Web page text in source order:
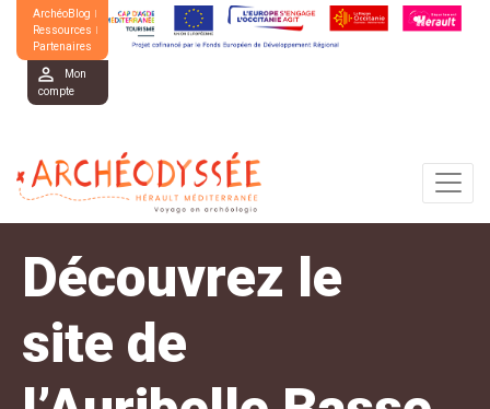
ArchéoBlog
Ressources
Partenaires
Mon
compte
Découvrez le
site de